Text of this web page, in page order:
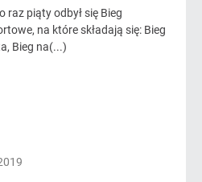
raz piąty odbył się Bieg
na które składają się: Bieg
Bieg na(...)